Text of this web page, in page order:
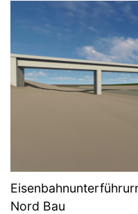
Nord Bau